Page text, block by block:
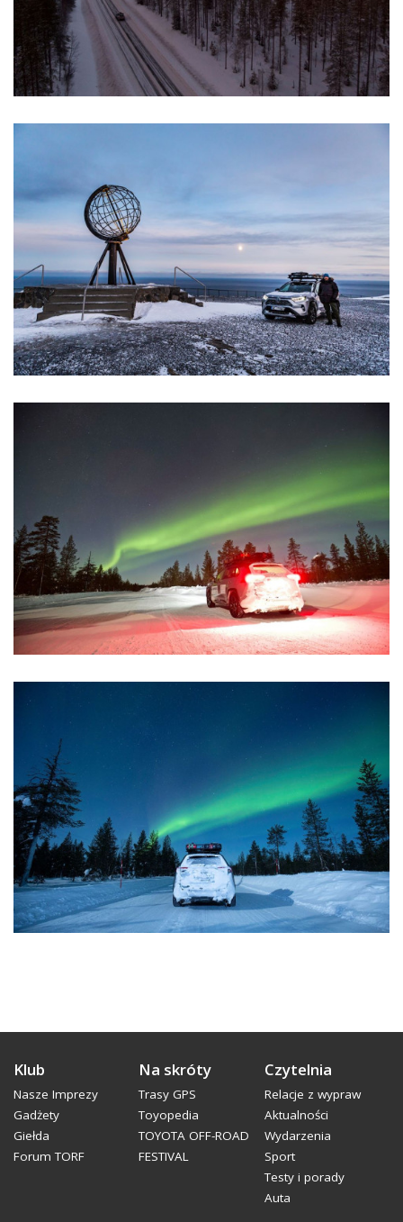
Klub
Nasze Imprezy
Gadżety
Giełda
Forum TORF
Na skróty
Trasy GPS
Toyopedia
TOYOTA OFF-ROAD
FESTIVAL
Czytelnia
Relacje z wypraw
Aktualności
Wydarzenia
Sport
Testy i porady
Auta